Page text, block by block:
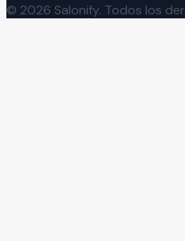
© 2026 Salonify. Todos los